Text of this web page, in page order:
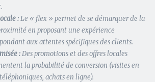
:Le « flex » permet de se démarquer de la
en proposant une expérience
aux attentes spécifiques des clients.
:Des promotions et des offres locales
la probabilité de conversion (visites en
achats en ligne).